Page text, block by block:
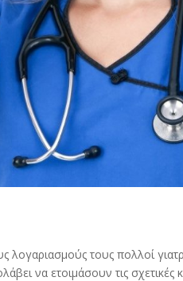
λογαριασμούς τους πολλοί
να ετοιμάσουν τις σχετικές